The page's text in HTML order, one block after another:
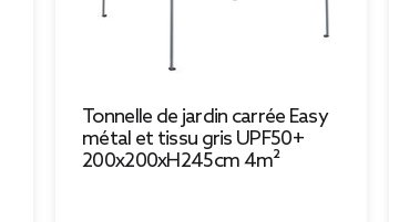
Tonnelle de jardin carrée Easy
métal et tissu gris UPF50+
200x200xH245cm 4m²